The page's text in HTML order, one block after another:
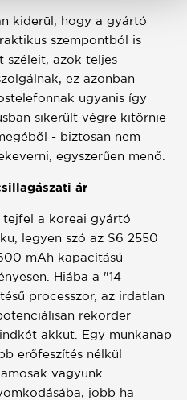
kiderül, hogy a gyártó
szempontból is
széleit, azok teljes
ez azonban
ugyanis így
sikerült végre kitörnie
- biztosan nem
egyszerűen menő.
ár
tejfel a koreai gyártó
legyen szó az S6 2550
mAh kapacitású
Hiába a "14
processzor, az irdatlan
rekorder
akkut. Egy munkanap
erőfeszítés nélkül
vagyunk
jobb ha